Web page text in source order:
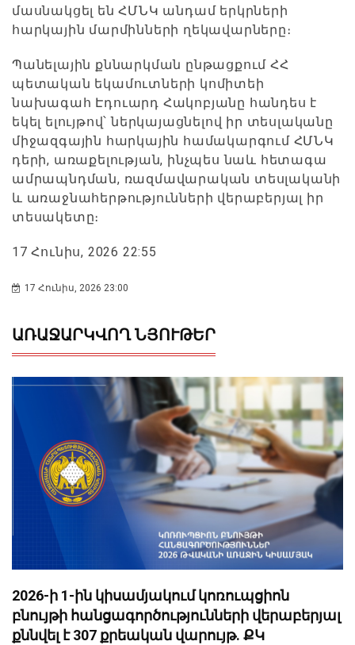
մասնակցել են ՀՄՆԿ անդամ երկրների
հարկային մարմինների ղեկավարները։
Պանելային քննարկման ընթացքում ՀՀ
պետական եկամուտների կոմիտեի
նախագահ Էդուարդ Հակոբյանը հանդես է
եկել ելույթով՝ ներկայացնելով իր տեսլականը
միջազգային հարկային համակարգում ՀՄՆԿ
դերի, առաքելության, ինչպես նաև հետագա
ամրապնդման, ռազմավարական տեսլականի
և առաջնահերթությունների վերաբերյալ իր
տեսակետը։
17 Հունիս, 2026 22:55
17 Հունիս, 2026 23:00
ԱՌԱՋԱՐԿՎՈՂ ՆՅՈՒԹԵՐ
2026-ի 1-ին կիսամյակում կոռուպցիոն
բնույթի հանցագործությունների վերաբերյալ
քննվել է 307 քրեական վարույթ. ՔԿ